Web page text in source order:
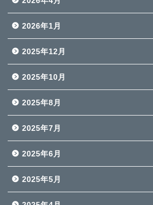
2026年1月
2025年12月
2025年10月
2025年8月
2025年7月
2025年6月
2025年5月